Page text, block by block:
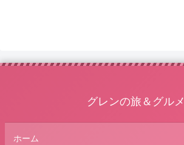
グレンの旅＆グルメ
ホーム